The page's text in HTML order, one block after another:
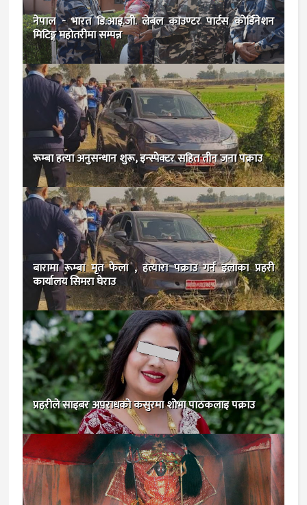
नेपाल - भारत डि.आइ.जी. लेबल काउण्टर पार्टस काेर्डिनेशन
मिटिङ्ग महाेतरीमा सम्पन्न
रूम्बा हत्या अनुसन्धान शुरू, इन्स्पेक्टर सहित तीन जना पक्राउ
बारामा रूम्बा मृत फेला , हत्यारा पक्राउ गर्न इलाका प्रहरी
कार्यालय सिमरा घेराउ
प्रहरीले साइबर अपराधकाे कसुरमा शोभा पाठकलाइ पक्राउ